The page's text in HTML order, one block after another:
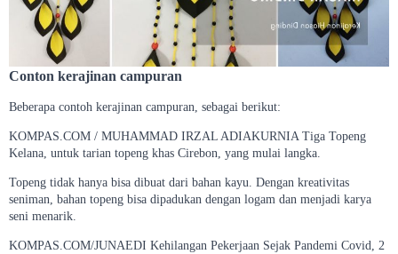
Conton kerajinan campuran
Beberapa contoh kerajinan campuran, sebagai berikut:
KOMPAS.COM / MUHAMMAD IRZAL ADIAKURNIA Tiga Topeng
Kelana, untuk tarian topeng khas Cirebon, yang mulai langka.
Topeng tidak hanya bisa dibuat dari bahan kayu. Dengan kreativitas
seniman, bahan topeng bisa dipadukan dengan logam dan menjadi karya
seni menarik.
KOMPAS.COM/JUNAEDI Kehilangan Pekerjaan Sejak Pandemi Covid, 2